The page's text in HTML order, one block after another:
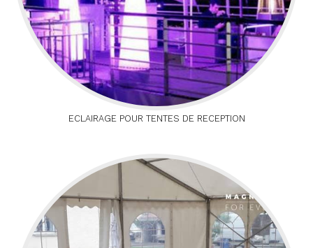
ECLAIRAGE POUR TENTES DE RECEPTION